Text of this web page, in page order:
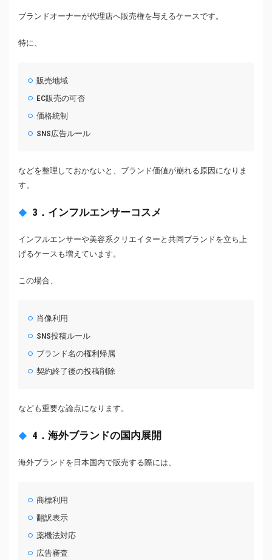
ブランドオーナーが代理店へ販売権を与えるケースです。
特に、
販売地域
EC販売の可否
価格統制
SNS広告ルール
などを整理しておかないと、ブランド価値が崩れる原因になりま
す。
3．インフルエンサーコスメ
インフルエンサーや美容系クリエイターと共同ブランドを立ち上
げるケースも増えています。
この場合、
肖像利用
SNS投稿ルール
ブランド名の権利帰属
契約終了後の投稿削除
なども重要な論点になります。
4．海外ブランドの国内展開
海外ブランドを日本国内で販売する際には、
商標利用
翻訳表示
薬機法対応
広告審査